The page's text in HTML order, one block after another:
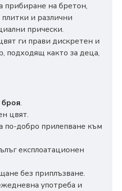
прибиране на бретон,
и различни
прически.
ги прави дискретен и
подходящ както за деца,
.
цвят.
по-добро прилепване към
експлоатационен
без приплъзване.
употреба и